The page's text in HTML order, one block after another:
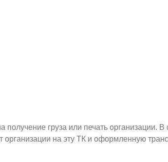
груза или печать организации. В
организации на эту ТК и оформленную